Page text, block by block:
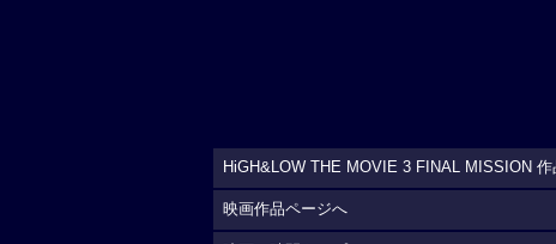
HiGH&LOW THE MOVIE 3 FINAL MISSION 作
映画作品ページへ